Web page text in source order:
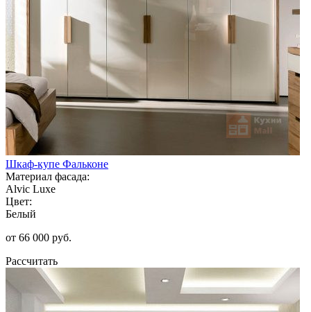
Шкаф-купе Фальконе
Материал фасада:
Alvic Luxe
Цвет:
Белый
от 66 000 руб.
Рассчитать